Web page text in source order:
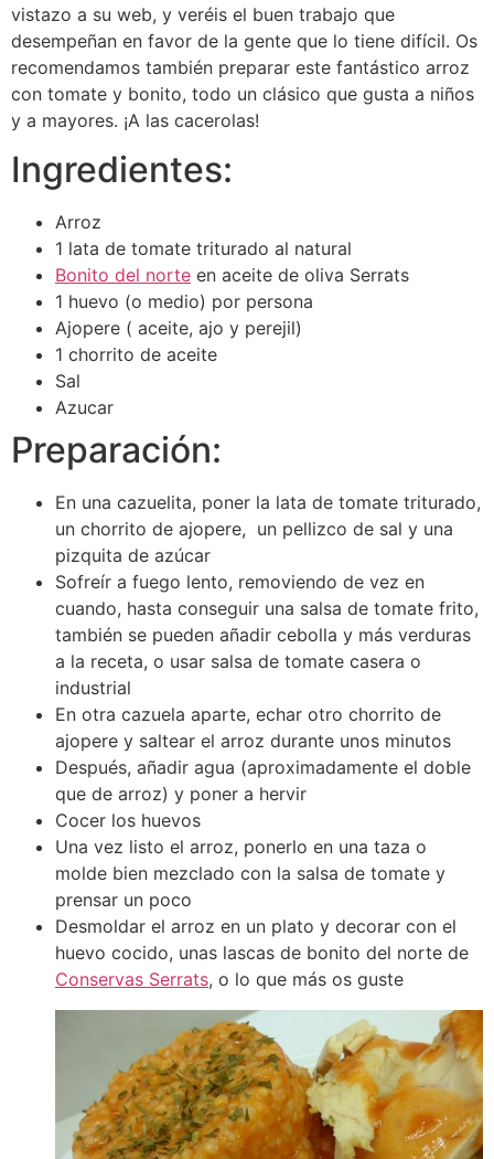
vistazo a su web, y veréis el buen trabajo que
desempeñan en favor de la gente que lo tiene difícil. Os
recomendamos también preparar este fantástico arroz
con tomate y bonito, todo un clásico que gusta a niños
y a mayores. ¡A las cacerolas!
Ingredientes:
Arroz
1 lata de tomate triturado al natural
Bonito del norte en aceite de oliva Serrats
1 huevo (o medio) por persona
Ajopere ( aceite, ajo y perejil)
1 chorrito de aceite
Sal
Azucar
Preparación:
En una cazuelita, poner la lata de tomate triturado,
un chorrito de ajopere, un pellizco de sal y una
pizquita de azúcar
Sofreír a fuego lento, removiendo de vez en
cuando, hasta conseguir una salsa de tomate frito,
también se pueden añadir cebolla y más verduras
a la receta, o usar salsa de tomate casera o
industrial
En otra cazuela aparte, echar otro chorrito de
ajopere y saltear el arroz durante unos minutos
Después, añadir agua (aproximadamente el doble
que de arroz) y poner a hervir
Cocer los huevos
Una vez listo el arroz, ponerlo en una taza o
molde bien mezclado con la salsa de tomate y
prensar un poco
Desmoldar el arroz en un plato y decorar con el
huevo cocido, unas lascas de bonito del norte de
Conservas Serrats, o lo que más os guste